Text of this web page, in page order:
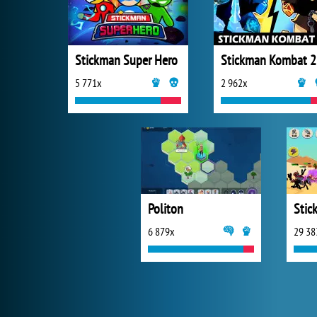
Stickman Super Hero
5 771x
Stickman Kombat
2 962x
Politon
6 879x 29